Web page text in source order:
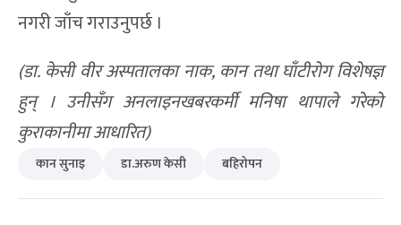
नगरी जाँच गराउनुपर्छ ।
(डा. केसी वीर अस्पतालका नाक, कान तथा घाँटीरोग विशेषज्ञ
हुन् ।उनीसँग अनलाइनखबरकर्मी मनिषा थापाले गरेको
कुराकानीमा आधारित)
कान सुनाइ डा.अरुण केसी बहिरोपन